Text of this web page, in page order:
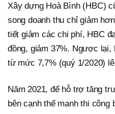
Xây dựng Hoà Bình (HBC)
song doanh thu chỉ giảm
tiết giảm các chi phí, HBC
đồng, giảm 37%. Ngược lại,
từ mức 7,7% (quý 1/2020)
Năm 2021, để hỗ trợ tăng
bên cạnh thế mạnh thi công